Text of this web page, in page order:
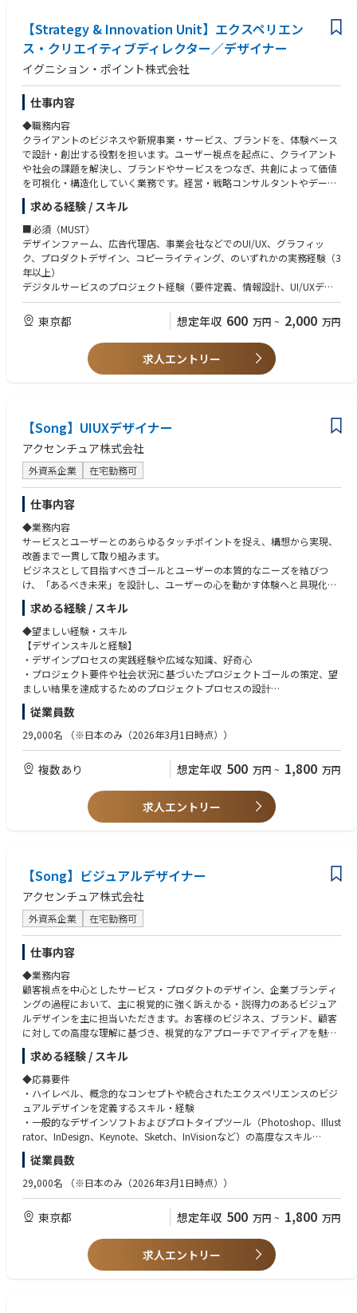
う支援し、プラットフォーム間でタイムリーかつ正確な音楽リリースを実
現します。
・ユーザーからのフィードバックを毎日収集し、製品要件を抽出し、製品
マネージャーと解決策を協議し、製品機能のイテレーションと最適化をフ
・パートナー選定、交渉、契約締結など、サードパーティソリューション
の統合サイクル全体を統括し、製品ギャップの解消に貢献します。
・ターゲットユーザーへの製品プロモーション、使用状況データのモニタ
リングと分析を行い、採用率の向上とユーザーエクスペリエンスの継続的
な向上を図ります。
・戦略分析とプロセス改善：
・競合製品の調査を実施し、競合他社の製品動向を迅速に把握し、関連チ
ームと実用的なインサイトを共有します。
・製品運用上の課題とベストプラクティスを中央チームと定期的に共有
し、社内の標準業務手順（SOP）とプロセスの最適化を推進します。
・部門横断的なコラボレーションとアーティストプロモーション（Sound
Onのビジョンに合致）：
・アカウントマネージャーおよびグローバルミュージックチームと連携
し、音楽プロモーション戦略を策定します。日本のアーティストのグロー
バル展開と海外アーティストのローカル展開の両方をサポートします。
・インフルエンサーマーケティングキャンペーンのクリエイティブコンセ
プトを策定し、成功とROIを測定するための主要統計を分析し、効果的な
戦略策定を支援します。
→ 音源が反映されない、クレジット修正が必要、リリース設定の不備な
•ユーザーから集まる声を整理し、プロダクト改善案として企画・提案
し、開発チームと連携する。
•プロダクトに不足している機能を外部パートナーで補うため、外部サー
ビスの選定、交渉、契約、導入ディレクション まで担当。
•SoundOn がどう使われているかをデータ分析し、利用率向上のための施
策を企画・実行。
【具体的な業務内容】
・ライセンスビジネスの企画立案・戦略立案
・アニメ作品のライセンス営業・タイアップ営業
・監修業務
・製作委員会業務 等
【本ポジションの魅力】
ABEMAに代表されるメディア事業・モバイルゲーム・イベント事業・グッ
ズ事業等多角的なコンテンツ展開が可能な素地があり、これまでにない新
しいアニメ作りができる舞台があるとも自負しております。
【Strategy & Innovation Unit】エクスペリエン
ス・クリエイティブディレクター／デザイナー
イグニション・ポイント株式会社
仕事内容
◆職務内容
クライアントのビジネスや新規事業・サービス、ブランドを、体験ベース
で設計・創出する役割を担います。ユーザー視点を起点に、クライアント
や社会の課題を解決し、ブランドやサービスをつなぎ、共創によって価値
を可視化・構造化していく業務です。経営・戦略コンサルタントやデータ
サイエンティスト、テクノロジストと共に、アイデアを実現へと導いてい
きます。
◆具体的な仕事内容
・クライアントの課題整理、体験視点でのブレイクダウン
・体験シナリオ、カスタマージャーニー、UI/UX設計、プロとタイミング
等のアウトプット作成
・顧客企業と共創型プロジェクトの企画・推進
・戦略コンサルタントやテクノロジスト等との協働、統合的な提案・推進
・ワークショップ設計・ファシリテーション
【プロジェクト事例(一部)】
ブランディング、セールスプロモーション
➢ エンタメ：スポーツのNFTサービスのサービスデザインによるNFTサー
ビス支援・ブランディング支援
➢ ヘルスケア：セルフケア推進を目的とした総合PHRプラットフォーム構
築支援
➢ 百貨店：新規CVC立ち上げ支援、VI開発のブランディング支援
➢ 電子：新規サービス創出による事業ブランディング・サービスイン支援
➢ コンサル：社名変更に伴う社名開発、VI/アプリケーションデザイン開発
によるブランディング支援
◆当ポジションのミッション
本ポジションに該当するエクスペリエンスデザイン領域は、体験ベースで
新規事業・サービスを創出することをミッションとした部門です。イグニ
ション・ポイント自身が、これまで毎年のように複数の新規事業、サービ
スを創出しており、その取り組みをさらに加速することをミッションとし
ています。
◆IGPだからこそできること／魅力
社内の多様な専門家と連携し、デザインだけでなく戦略・テクノロジーを
統合した提案が可能
自社サービスやスタートアップの企画・立ち上げに関与できる
柔軟なキャリアパス（戦略・テクノロジー領域とのクロスオーバーやマネ
ジメント志向など）
チャレンジを奨励する風土で、裁量とスピードをもって取り組める環境
GPTWベストカンパニーに10年連続選出される働きがいのある職場
求める経験 / スキル
■必須（MUST）
デザインファーム、広告代理店、事業会社などでのUI/UX、グラフィッ
ク、プロダクトデザイン、コピーライティング、のいずれかの実務経験（3
年以上）
デジタルサービスのプロジェクト経験（要件定義、情報設計、UI/UXデザ
インなど）
多職種と連携しながらプロジェクトを推進した経験
■歓迎（WANT）
海外プロジェクトや英語での業務経験
ブランディング支援経験がある方
映像企画、空間デザインの経験がある方
東京都 想定年収 600 万円 ~ 2,000 万円
求人エントリー
【Song】UIUXデザイナー
アクセンチュア株式会社
外資系企業 在宅勤務可
仕事内容
◆業務内容
サービスとユーザーとのあらゆるタッチポイントを捉え、構想から実現、
改善まで一貫して取り組みます。
ビジネスとして目指すべきゴールとユーザーの本質的なニーズを結びつ
け、「あるべき未来」を設計し、ユーザーの心を動かす体験へと具現化し
ていきます。
また、AIをはじめとする新しいテクノロジーとの関係性も視野に入れなが
ら、直感的で寄り添う体験を構築します。
<具体的な業務内容>
・体験コンセプト・UX方針の策定
ビジネス要件やユーザー理解をもとに、サービス／プロダクトの体験コン
する
・情報設計・インタラクション設計
ユーザージャーニー、体験フロー、ナビゲーション構造、画面構成、UI／
インタラクションを設計し、体験を具体化する
・プロトタイピングと検証
目的に応じたプロトタイプを作成し、ユーザーテストを通じて体験の妥当
クライアント、コンサルタント、エンジニア、他デザイナー等と協働し、
デザインを共通言語として複雑な要件や意思決定を整理し、プロジェクト
を推進する
・実装フェーズにおけるデザイン推進
開発とのデザイン連携を行い、実装段階でのデザインレビューや品質担保
を通じて、エンジニアと連携しながら意図した体験が正しく実現されるよ
う支援する
・継続的な改善と価値向上
リリース後のユーザー行動やフィードバック、新たなビジネス要件を踏ま
え、体験の改善や新たな価値創出を検討し、サービスの成長とビジネス成
果に伴走する
求める経験 / スキル
◆望ましい経験・スキル
【デザインスキルと経験】
・デザインプロセスの実践経験や広域な知識、好奇心
・プロジェクト要件や社会状況に基づいたプロジェクトゴールの策定、望
ましい結果を達成するためのプロジェクトプロセスの設計
・サービス/プロダクトのコンセプト策定から体験設計、体験フロー、情
報設計、UI/インタラクションなどのデザイン経験
・ユーザージャーニー、画面フロー、ワイヤーフレームなどを作成するス
・プロトタイピング手法の深い理解と経験
・ユーザーテストを設計・実施し、その結果を定量的・定性的に分析する
・お客様企業はもちろん、コンサルタント、エンジニアなど異なる専門性
を持つメンバーとの共創経験
【興味】
・人々の潜在欲求や行動傾向を見つけ出そうとする視点
・様々な業界におけるビジネス構造に関する知識や好奇心
・デジタル・テクノロジー領域に関する知識と好奇心
【意欲】
・他の専門デザイナーとの複合チームにおいてデザイン価値を最大化して
いく意欲
・グローバルのデザインメンバーとの積極的な協業・共創する意欲
・最新事例や専門知識をデザインプロセスに取り込む意欲
・自分自身のスキルセットをより洗練させながら、幅広いスキルセットを
開拓していく意欲
◆あると望ましいスキル・経験:
・ビジネスレベルの英語でのコミュニケーションスキル
・お客様企業の新規事業開発、および、実現の経験
・フロントエンド開発の知識や経験
・デザインリサーチスキル
・UXライティングスキル
・モーションデザインスキル
・イラストレーションスキル
・グラフィックデザインスキル
・デザインコミュニティへの積極的な参加とネットワーキング
・メディアやコミュニティに向けたデザイン領域の登壇・執筆活動
◆応募時の必要書類
履歴書・職務経歴書・これまでの作品例（ポートフォリオまたはWebサイ
従業員数
29,000名 （※日本のみ（2026年3月1日時点））
複数あり 想定年収 500 万円 ~ 1,800 万円
求人エントリー
【Song】ビジュアルデザイナー
アクセンチュア株式会社
外資系企業 在宅勤務可
仕事内容
◆業務内容
顧客視点を中心としたサービス・プロダクトのデザイン、企業ブランディ
ングの過程において、主に視覚的に強く訴えかる・説得力のあるビジュア
ルデザインを主に担当いただきます。お客様のビジネス、ブランド、顧客
に対しての高度な理解に基づき、視覚的なアプローチでアイディアを魅力
的なソリューションとして具現化します。アクセンチュアの総合力を持っ
て、より大きな経営・事業変革・社会環境問題のテーマに取り組むこと
で、世の中の人々の生活や社会にインパクトを与え、企業ブランドの価値
を高めます。
<具体的な業務内容例>
・デザインリサーチを設計・実施し、結果からインサイトを発見
・ワークショップの設計、ファシリテートからの成果の統合
・サービス・プロダクトのコンセプト策定から顧客体験
・サービスフロー、UIなどをデザインするプロセスにおいて、効果的なビ
ジュアルデザインを使ってプロジェクトを加速させる
・ブランド戦略への理解と、ビジュアルブランディングの実行、それらを
デジタルタッチポイントへ変換・デザイナーやコンサルタントやエンジニ
・グローバルのメンバーとの連携・共創・社内外の最新事例や専門知識を
把握し、デザインプロセスやサービス自体に組み込む
求める経験 / スキル
◆応募要件
・ハイレベル、概念的なコンセプトや統合されたエクスペリエンスのビジ
ュアルデザインを定義するスキル・経験
・一般的なデザインソフトおよびプロトタイプツール（Photoshop、Illust
rator、InDesign、Keynote、Sketch、InVisionなど）の高度なスキル
・顧客体験を中心としたデザインプロセスに関する広範な知識
・デザインリサーチへの理解と経験
・企業ブランディング、サービスブランディングへの深い理解
・デジタル・テクノロジー領域に関する知識と好奇心、およびデザインソ
リューションへ深い理解
・お客様企業や他チームのメンバーとの共創経験
・デザインリサーチ、ビジュアルデザイン、コンテンツデザインなど、幅
広いデザインに関する専門分野についての理解と、自身のプライマリスキ
従業員数
29,000名 （※日本のみ（2026年3月1日時点））
東京都 想定年収 500 万円 ~ 1,800 万円
求人エントリー